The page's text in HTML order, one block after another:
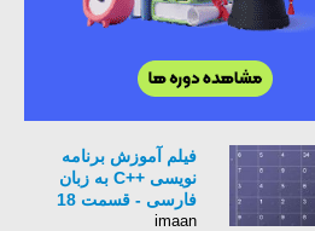
فیلم آموزش برنامه
نویسی ++C به زبان
فارسی - قسمت 18
imaan